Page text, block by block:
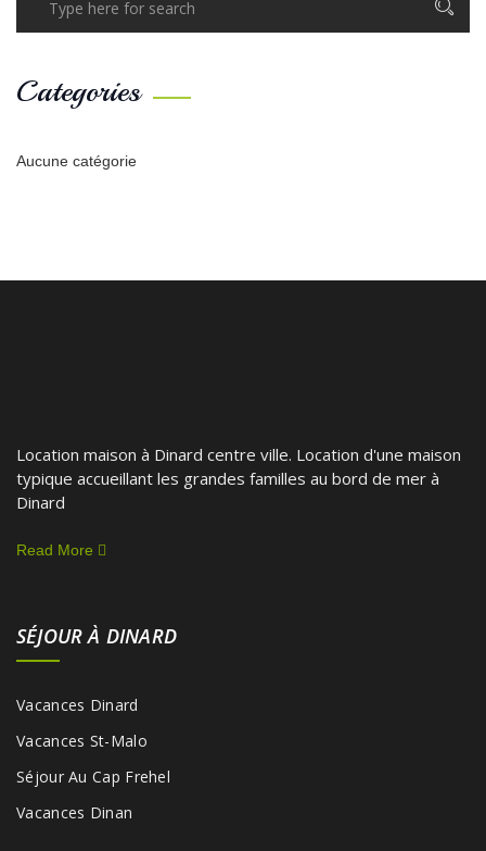
Categories
Aucune catégorie
Location maison à Dinard centre ville. Location d'une maison
typique accueillant les grandes familles au bord de mer à
Dinard
Read More
SÉJOUR À DINARD
Vacances Dinard
Vacances St-Malo
Séjour Au Cap Frehel
Vacances Dinan